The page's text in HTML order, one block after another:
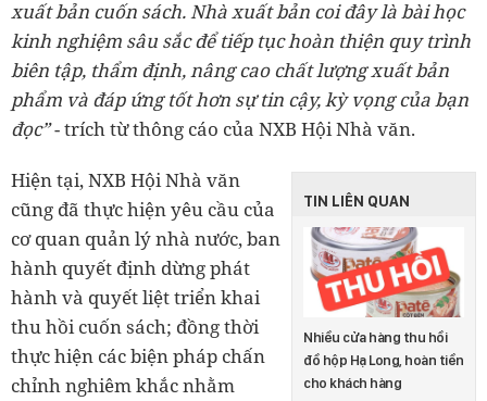
xuất bản cuốn sách. Nhà xuất bản coi đây là bài học
kinh nghiệm sâu sắc để tiếp tục hoàn thiện quy trình
biên tập, thẩm định, nâng cao chất lượng xuất bản
phẩm và đáp ứng tốt hơn sự tin cậy, kỳ vọng của bạn
đọc”- trích từ thông cáo của NXB Hội Nhà văn.
TIN LIÊN QUAN
Nhiều cửa hàng thu hồi
đồ hộp Hạ Long, hoàn tiền
cho khách hàng
Hiện tại, NXB Hội Nhà văn
cũng đã thực hiện yêu cầu của
cơ quan quản lý nhà nước, ban
hành quyết định dừng phát
hành và quyết liệt triển khai
thu hồi cuốn sách; đồng thời
thực hiện các biện pháp chấn
chỉnh nghiêm khắc nhằm